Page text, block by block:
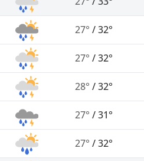
27° /32°
27° /32°
28° /32°
27° /31°
27° /32°